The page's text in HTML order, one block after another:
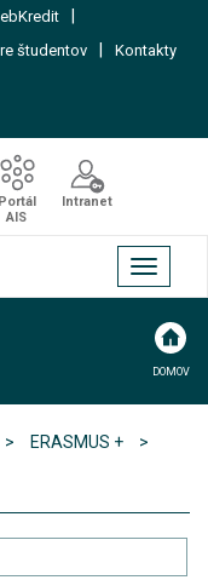
študentov Kontakty
Portál
AIS
Intranet
Toggle
DOMOV
ERASMUS +